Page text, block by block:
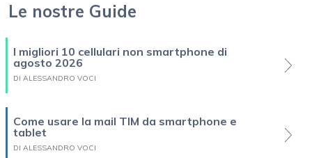
Le nostre Guide
I migliori 10 cellulari non smartphone di
agosto 2026
DI ALESSANDRO VOCI
Come usare la mail TIM da smartphone e
tablet
DI ALESSANDRO VOCI